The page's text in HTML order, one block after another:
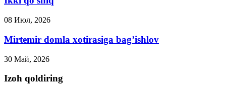
08 Июл, 2026
Mirtemir domla xotirasiga bag’ishlov
30 Май, 2026
Izoh qoldiring